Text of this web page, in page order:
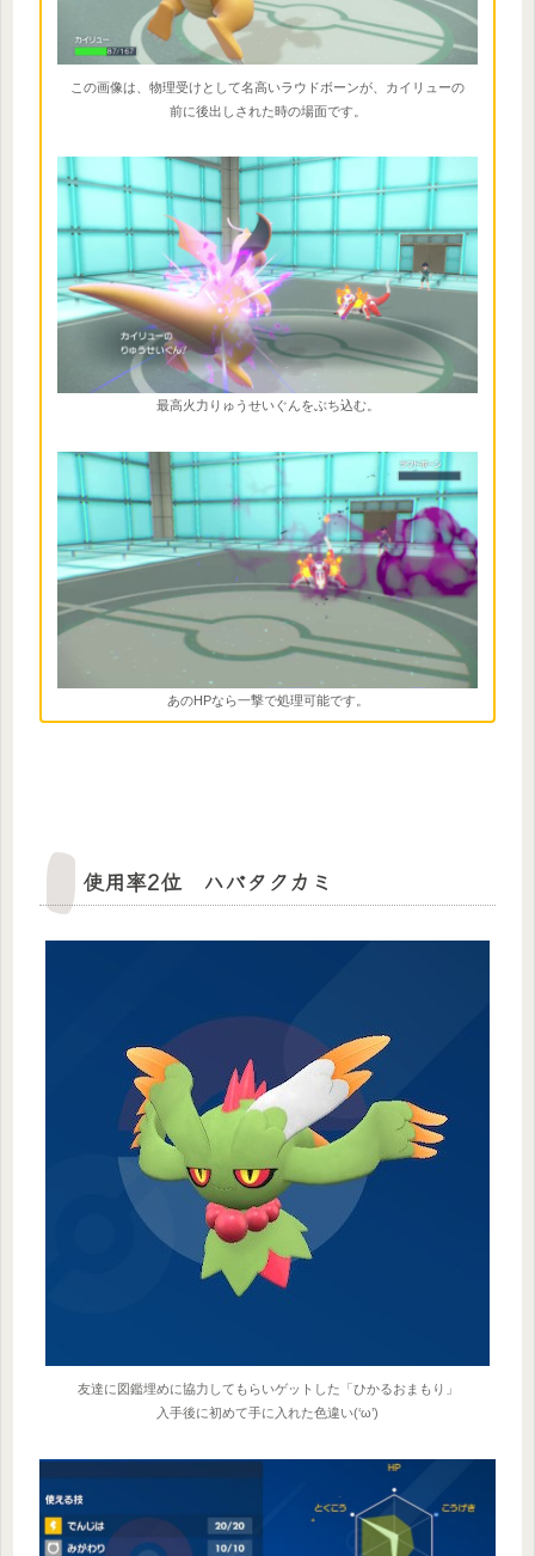
この画像は、物理受けとして名高いラウドボーンが、カイリューの
前に後出しされた時の場面です。
最高火力りゅうせいぐんをぶち込む。
あのHPなら一撃で処理可能です。
使用率2位 ハバタクカミ
友達に図鑑埋めに協力してもらいゲットした「ひかるおまもり」
入手後に初めて手に入れた色違い(‘ω’)